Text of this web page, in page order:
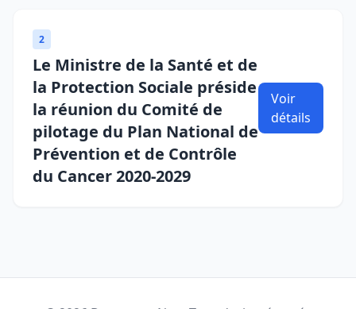
2
Le Ministre de la Santé et de
la Protection Sociale préside
la réunion du Comité de
pilotage du Plan National de
Prévention et de Contrôle
du Cancer 2020-2029
Voir
détails